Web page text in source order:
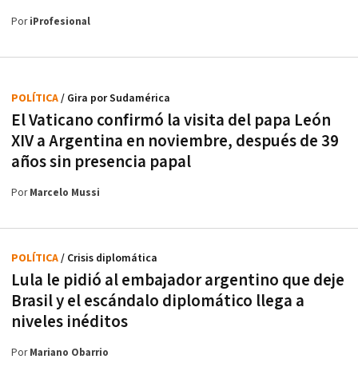
PoriProfesional
El Vaticano confirmó la visita del papa León
XIV a Argentina en noviembre, después de 39
años sin presencia papal
POLÍTICA/ Gira por Sudamérica
PorMarcelo Mussi
Lula le pidió al embajador argentino que deje
Brasil y el escándalo diplomático llega a
niveles inéditos
POLÍTICA/ Crisis diplomática
PorMariano Obarrio